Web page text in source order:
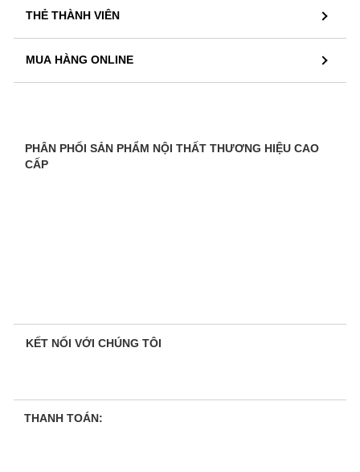
THẺ THÀNH VIÊN
MUA HÀNG ONLINE
PHÂN PHỐI SẢN PHẨM NỘI THẤT THƯƠNG HIỆU CAO
CẤP
KẾT NỐI VỚI CHÚNG TÔI
THANH TOÁN: